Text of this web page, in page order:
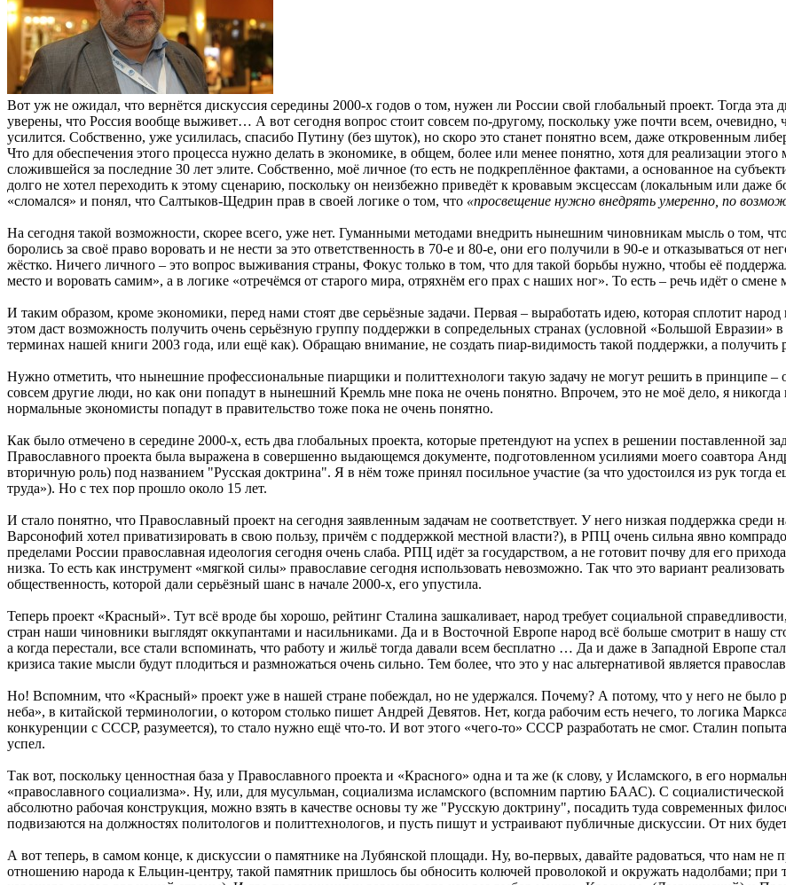
Вот уж не ожидал, что вернётся дискуссия середины 2000-х годов о том, нужен ли России свой глобальный проект. Тогда эта
уверены, что Россия вообще выживет… А вот сегодня вопрос стоит совсем по-другому, поскольку уже почти всем, очевидно,
усилится. Собственно, уже усилилась, спасибо Путину (без шуток), но скоро это станет понятно всем, даже откровенным
Что для обеспечения этого процесса нужно делать в экономике, в общем, более или менее понятно, хотя для реализации
сложившейся за последние 30 лет элите. Собственно, моё личное (то есть не подкреплённое фактами, а основанное на
долго не хотел переходить к этому сценарию, поскольку он неизбежно приведёт к кровавым эксцессам (локальным или даже
«сломался» и понял, что Салтыков-Щедрин прав в своей логике о том, что «просвещение нужно внедрять умеренно, по
На сегодня такой возможности, скорее всего, уже нет. Гуманными методами внедрить нынешним чиновникам мысль о том,
боролись за своё право воровать и не нести за это ответственность в 70-е и 80-е, они его получили в 90-е и отказываться от
жёстко. Ничего личного – это вопрос выживания страны, Фокус только в том, что для такой борьбы нужно, чтобы её
место и воровать самим», а в логике «отречёмся от старого мира, отряхнём его прах с наших ног». То есть – речь идёт о смене
И таким образом, кроме экономики, перед нами стоят две серьёзные задачи. Первая – выработать идею, которая сплотит
этом даст возможность получить очень серьёзную группу поддержки в сопредельных странах (условной «Большой
терминах нашей книги 2003 года, или ещё как). Обращаю внимание, не создать пиар-видимость такой поддержки, а
Нужно отметить, что нынешние профессиональные пиарщики и политтехнологи такую задачу не могут решить в принципе
совсем другие люди, но как они попадут в нынешний Кремль мне пока не очень понятно. Впрочем, это не моё дело, я никогда
нормальные экономисты попадут в правительство тоже пока не очень понятно.
Как было отмечено в середине 2000-х, есть два глобальных проекта, которые претендуют на успех в решении поставленной
Православного проекта была выражена в совершенно выдающемся документе, подготовленном усилиями моего соавтора
вторичную роль) под названием "Русская доктрина". Я в нём тоже принял посильное участие (за что удостоился из рук
труда»). Но с тех пор прошло около 15 лет.
И стало понятно, что Православный проект на сегодня заявленным задачам не соответствует. У него низкая поддержка
Варсонофий хотел приватизировать в свою пользу, причём с поддержкой местной власти?), в РПЦ очень сильна явно
пределами России православная идеология сегодня очень слаба. РПЦ идёт за государством, а не готовит почву для его
низка. То есть как инструмент «мягкой силы» православие сегодня использовать невозможно. Так что это вариант
общественность, которой дали серьёзный шанс в начале 2000-х, его упустила.
Теперь проект «Красный». Тут всё вроде бы хорошо, рейтинг Сталина зашкаливает, народ требует социальной
стран наши чиновники выглядят оккупантами и насильниками. Да и в Восточной Европе народ всё больше смотрит в нашу
а когда перестали, все стали вспоминать, что работу и жильё тогда давали всем бесплатно … Да и даже в Западной Европе
кризиса такие мысли будут плодиться и размножаться очень сильно. Тем более, что это у нас альтернативой является
Но! Вспомним, что «Красный» проект уже в нашей стране побеждал, но не удержался. Почему? А потому, что у него не было
неба», в китайской терминологии, о котором столько пишет Андрей Девятов. Нет, когда рабочим есть нечего, то логика
конкуренции с СССР, разумеется), то стало нужно ещё что-то. И вот этого «чего-то» СССР разработать не смог. Сталин
успел.
Так вот, поскольку ценностная база у Православного проекта и «Красного» одна и та же (к слову, у Исламского, в его
«православного социализма». Ну, или, для мусульман, социализма исламского (вспомним партию БААС). С
абсолютно рабочая конструкция, можно взять в качестве основы ту же "Русскую доктрину", посадить туда современных
подвизаются на должностях политологов и политтехнологов, и пусть пишут и устраивают публичные дискуссии. От них
А вот теперь, в самом конце, к дискуссии о памятнике на Лубянской площади. Ну, во-первых, давайте радоваться, что нам
отношению народа к Ельцин-центру, такой памятник пришлось бы обносить колючей проволокой и окружать надолбами; при